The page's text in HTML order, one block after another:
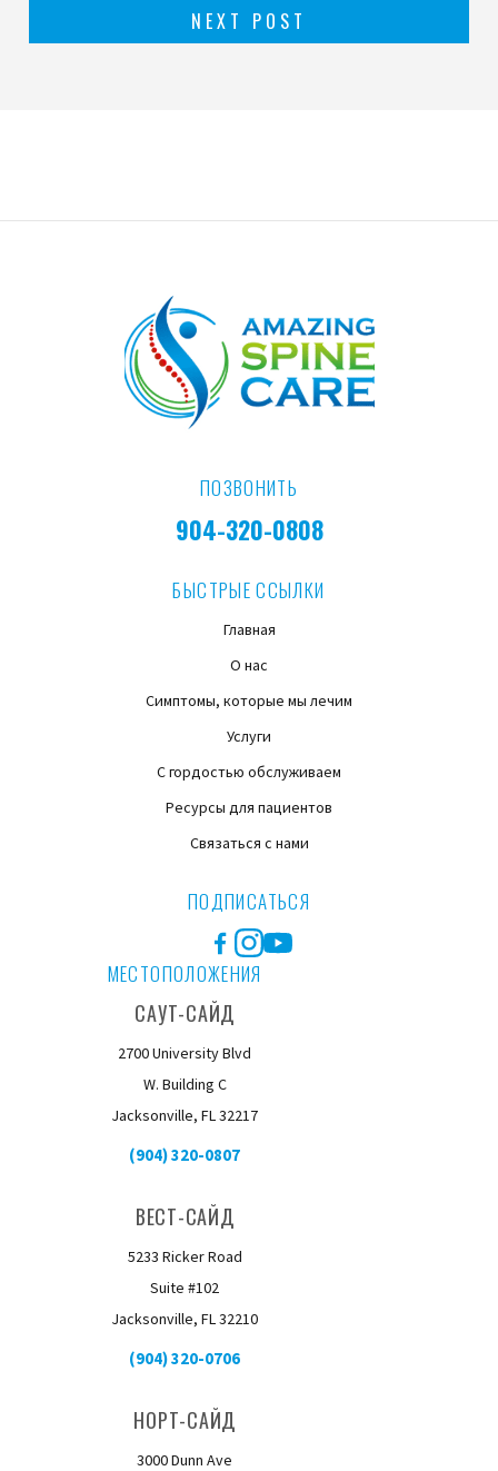
NEXT POST
ПОЗВОНИТЬ
904-320-0808
БЫСТРЫЕ ССЫЛКИ
Главная
О нас
Симптомы, которые мы лечим
Услуги
С гордостью обслуживаем
Ресурсы для пациентов
Связаться с нами
ПОДПИСАТЬСЯ
Facebook
Instagram
YouTube
МЕСТОПОЛОЖЕНИЯ
САУТ-САЙД
2700 University Blvd
W. Building C
Jacksonville, FL 32217
(904) 320-0807
ВЕСТ-САЙД
5233 Ricker Road
Suite #102
Jacksonville, FL 32210
(904) 320-0706
НОРТ-САЙД
3000 Dunn Ave